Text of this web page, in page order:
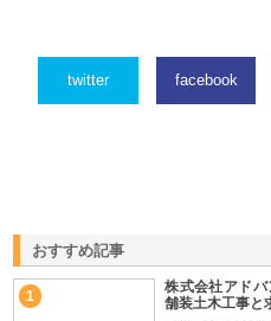
twitter facebook
おすすめ記事
1
株式会社アド
舗装土木工事と